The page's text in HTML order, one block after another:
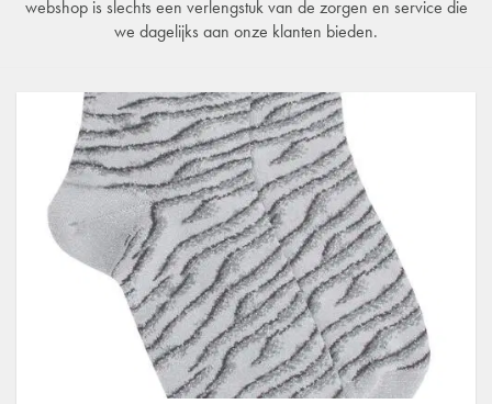
webshop is slechts een verlengstuk van de zorgen en service die
we dagelijks aan onze klanten bieden.